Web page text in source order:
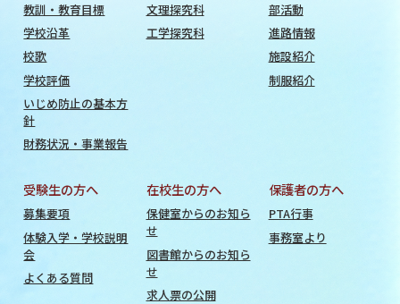
教訓・教育目標
学校沿革
校歌
学校評価
いじめ防止の基本方
針
財務状況・事業報告
文理探究科
工学探究科
部活動
進路情報
施設紹介
制服紹介
受験生の方へ
募集要項
体験入学・学校説明
会
よくある質問
在校生の方へ
保健室からのお知ら
せ
図書館からのお知ら
せ
求人票の公開
保護者の方へ
PTA行事
事務室より